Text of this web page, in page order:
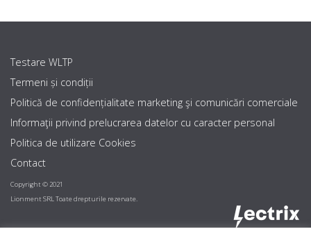
Testare WLTP
Termeni și condiții
Politică de confidențialitate marketing şi comunicări comerciale
Informaţii privind prelucrarea datelor cu caracter personal
Politica de utilizare Cookies
Contact
Copyright © 2021
Lionment SRL Toate drepturile rezervate.